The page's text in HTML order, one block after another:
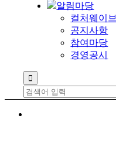
알림마당
컬처웨이브
공지사항
참여마당
경영공시
